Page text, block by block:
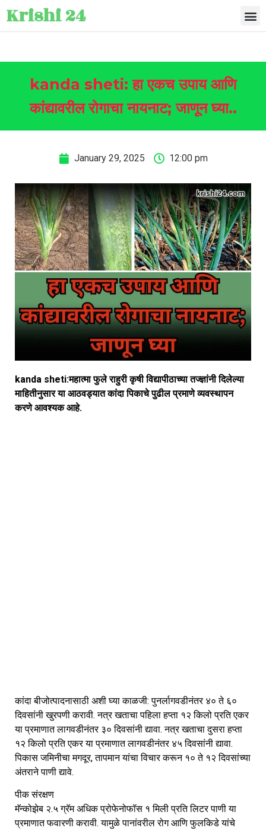
Krishi 24
kanda sheti: हा एकच उपाय आणि
कांद्यावरील रोगाचा नायनाट; जाणून घ्या..
January 29, 2025 12:00 pm
kanda sheti:महात्मा फुले राहुरी कृषी विद्यापीठाच्या तज्ज्ञांनी दिलेल्या
माहितीनुसार या आठवड्यात कांदा पिकाचे पुढील प्रमाणे व्यवस्थापन
करणे आवश्यक आहे.
कांदा बीजोत्पादनासाठी अशी घ्या काळजी: पुनर्लागवडीनंतर ४० ते ६०
दिवसांनी खुरपणी करावी. नत्र खताचा पहिला हप्ता १२ किलो प्रति एकर
या प्रमाणात लागवडीनंतर ३० दिवसांनी द्यावा. नत्र खताचा दुसरा हप्ता
१२ किलो प्रति एकर या प्रमाणात लागवडीनंतर ४५ दिवसांनी द्यावा.
पिकास जमिनीचा मगदूर, तापमान यांचा विचार करून १० ते १२ दिवसांच्या
अंतराने पाणी द्यावे.
पीक संरक्षण
मॅन्कोझेब २.५ ग्रॅम अधिक प्रोफेनोफॉस १ मिली प्रति लिटर पाणी या
प्रमाणात फवारणी करावी. यामुळे पानांवरील रोग आणि फुलकिडे यांचे